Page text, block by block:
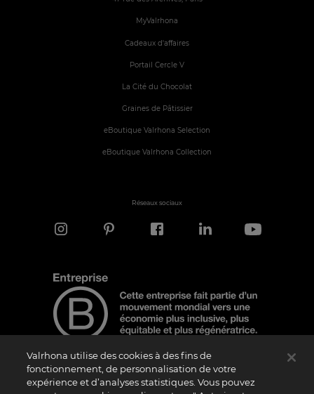
MyValrhona
Cadeaux d'affaires
Portail Cercle V
La Cité du Chocolat
Graines de Pâtissier
eBoutique Valrhona Selection
eBoutique Valrhona Collection
Réseaux sociaux
Note d'information
Valrhona utilise des cookies à des fins de
fonctionnement, de personnalisation de votre
expérience et d’analyses statistiques. Vous pouvez